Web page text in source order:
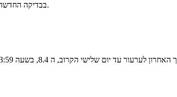
בבדיקה החדשה תיקנו שגיאה בטסט של שאלה 1 סעיף א׳ - תשובת סיבוכיות המקום אמורה להיות 5 ולא 1.